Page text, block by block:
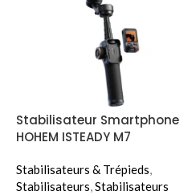
Stabilisateur Smartphone
HOHEM ISTEADY M7
Stabilisateurs & Trépieds,
Stabilisateurs,Stabilisateurs